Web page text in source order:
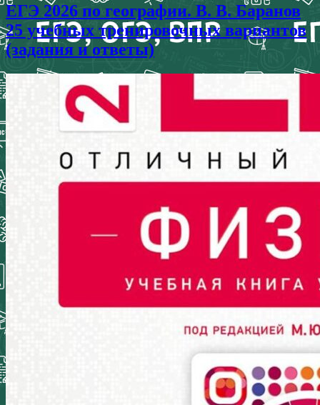
ЕГЭ 2026 по географии. В. В. Баранов
25 учебных тренировочных вариантов
(задания и ответы)